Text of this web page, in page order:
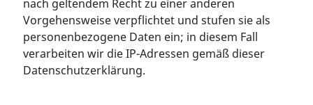
nach geltendem Recht zu einer anderen
Vorgehensweise verpflichtet und stufen sie als
personenbezogene Daten ein; in diesem Fall
verarbeiten wir die IP-Adressen gemäß dieser
Datenschutzerklärung.